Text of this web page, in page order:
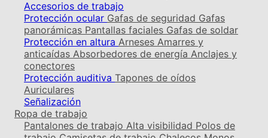
Accesorios de trabajo
Protección ocular Gafas de seguridad Gafas
panorámicas Pantallas faciales Gafas de soldar
Protección en altura Arneses Amarres y
anticaídas Absorbedores de energía Anclajes y
conectores
Protección auditiva Tapones de oídos
Auriculares
Señalización
Ropa de trabajo
Pantalones de trabajo Alta visibilidad Polos de